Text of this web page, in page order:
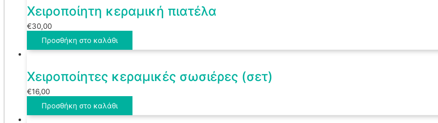
Χειροποίητη κεραμική πιατέλα
€30,00
Προσθήκη στο καλάθι
Χειροποίητες κεραμικές σωσιέρες (σετ)
€16,00
Προσθήκη στο καλάθι